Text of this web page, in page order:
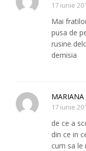
17 iunie
Mai
pusa de
rusine
demisia
17 iunie
de ce a
din ce in
cum sa le